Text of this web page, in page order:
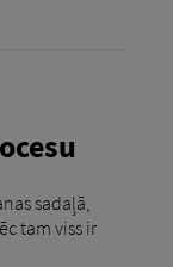
sadaļā,
tam viss ir